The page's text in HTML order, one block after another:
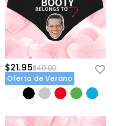
$21.95$40.00
Oferta de Verano